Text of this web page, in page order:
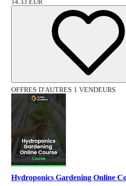
14.33 EUR
OFFRES D'AUTRES 1 VENDEURS
Hydroponics Gardening Online